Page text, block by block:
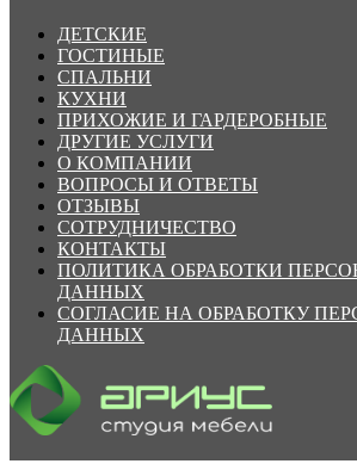
ДЕТСКИЕ
ГОСТИНЫЕ
СПАЛЬНИ
КУХНИ
ПРИХОЖИЕ И ГАРДЕРОБНЫЕ
ДРУГИЕ УСЛУГИ
О КОМПАНИИ
ВОПРОСЫ И ОТВЕТЫ
ОТЗЫВЫ
СОТРУДНИЧЕСТВО
КОНТАКТЫ
ПОЛИТИКА ОБРАБОТКИ
ДАННЫХ
СОГЛАСИЕ НА ОБРАБОТКУ
ДАННЫХ